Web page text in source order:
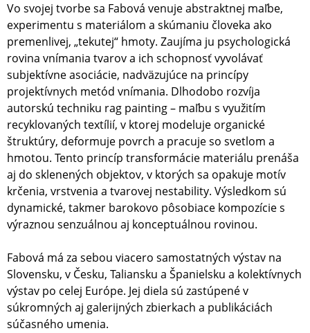
Vo svojej tvorbe sa Fabová venuje abstraktnej maľbe,
experimentu s materiálom a skúmaniu človeka ako
premenlivej, „tekutej“ hmoty. Zaujíma ju psychologická
rovina vnímania tvarov a ich schopnosť vyvolávať
subjektívne asociácie, nadväzujúce na princípy
projektívnych metód vnímania. Dlhodobo rozvíja
autorskú techniku rag painting – maľbu s využitím
recyklovaných textílií, v ktorej modeluje organické
štruktúry, deformuje povrch a pracuje so svetlom a
hmotou. Tento princíp transformácie materiálu prenáša
aj do sklenených objektov, v ktorých sa opakuje motív
krčenia, vrstvenia a tvarovej nestability. Výsledkom sú
dynamické, takmer barokovo pôsobiace kompozície s
výraznou senzuálnou aj konceptuálnou rovinou.
Fabová má za sebou viacero samostatných výstav na
Slovensku, v Česku, Taliansku a Španielsku a kolektívnych
výstav po celej Európe. Jej diela sú zastúpené v
súkromných aj galerijných zbierkach a publikáciách
súčasného umenia.